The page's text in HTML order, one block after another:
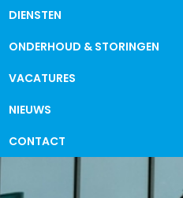
DIENSTEN
ONDERHOUD & STORINGEN
VACATURES
NIEUWS
CONTACT